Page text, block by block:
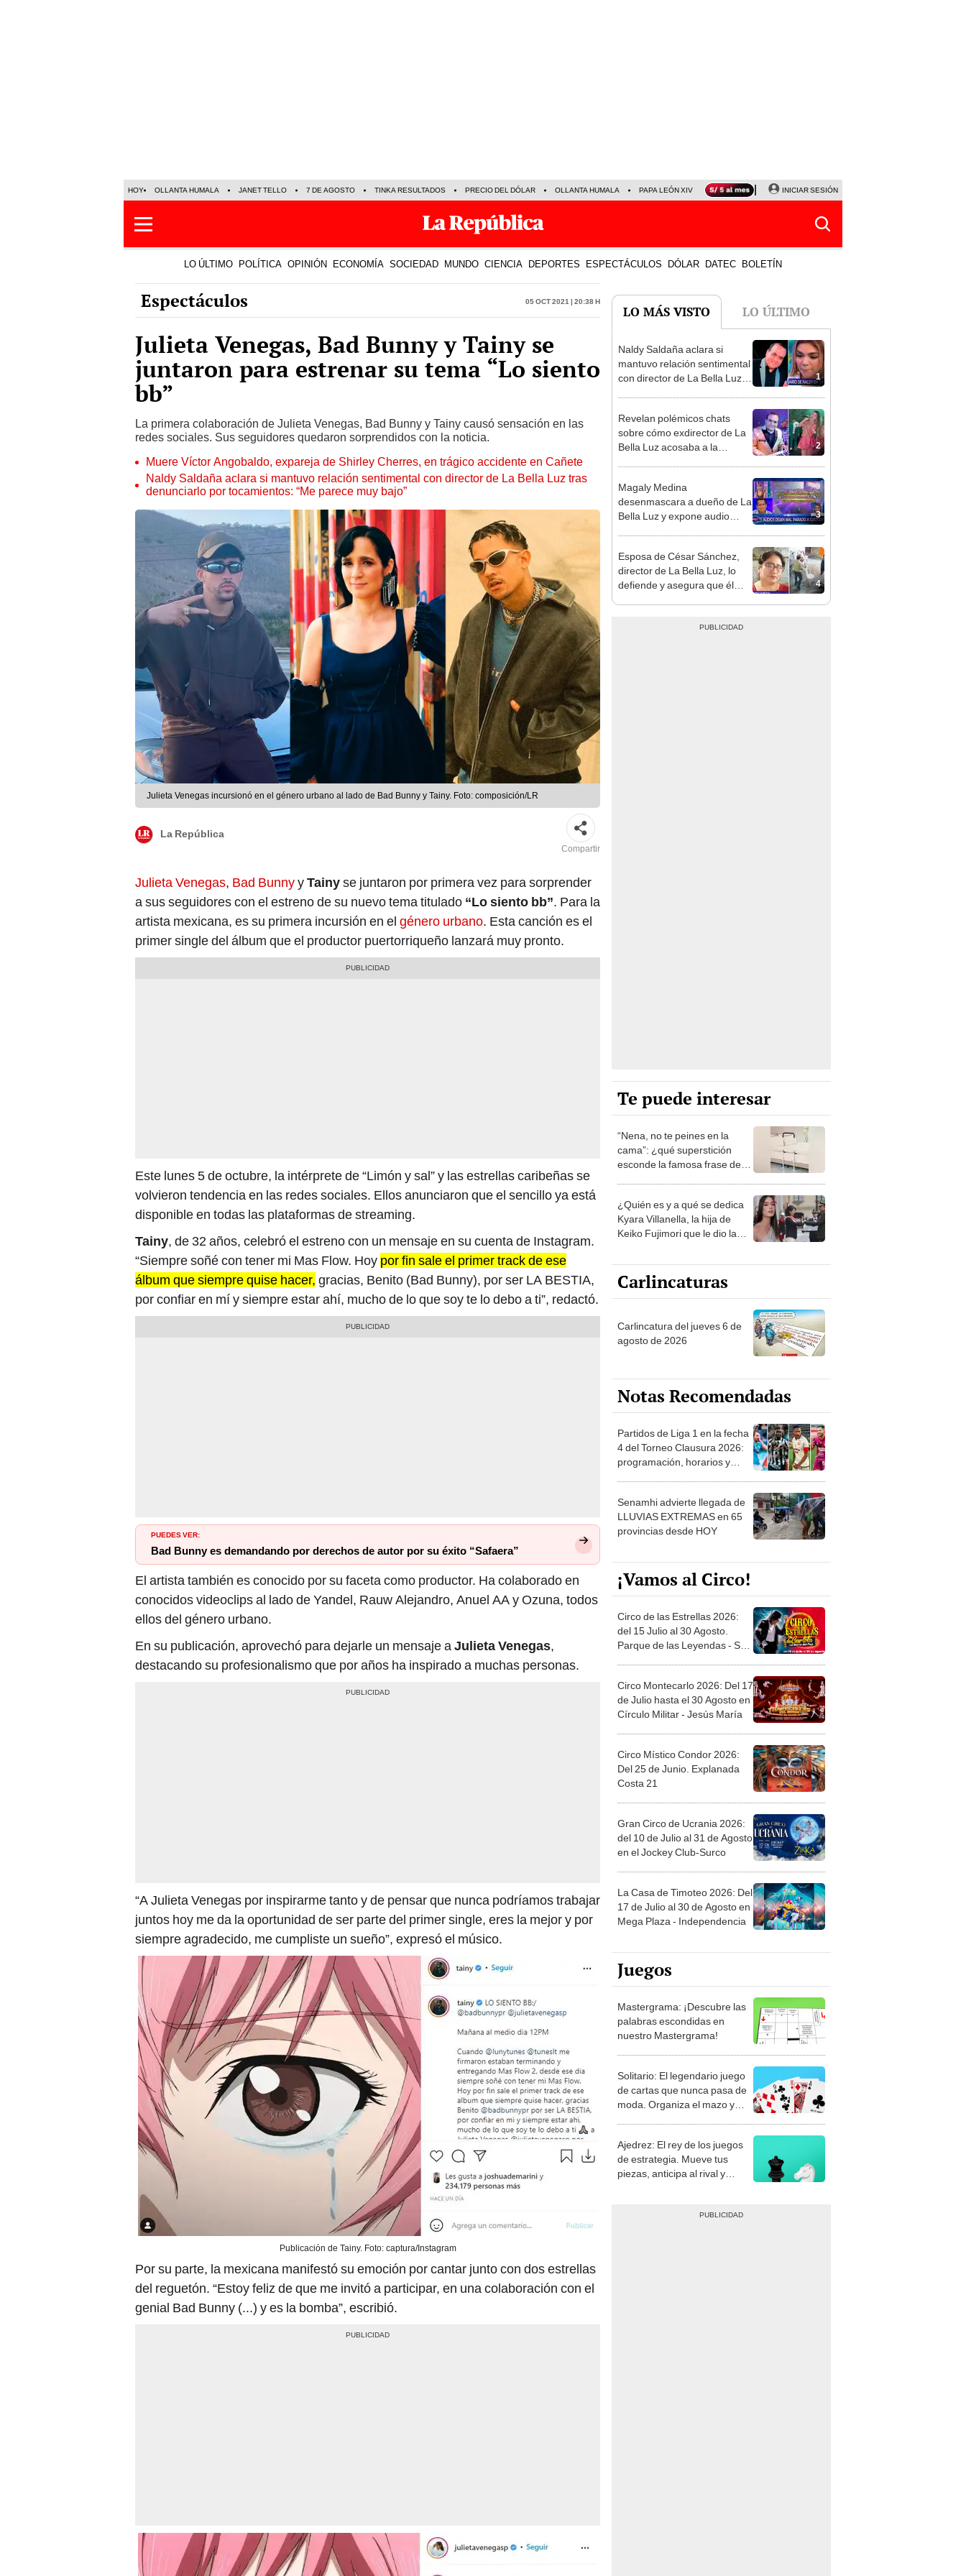
HOY OLLANTA HUMALA JANET TELLO 7 DE AGOSTO TINKA RESULTADOS PRECIO DEL DÓLAR OLLANTA HUMALA PAPA LEÓN XIV NALDY SALDAÑA LA BELLA LUZ
INICIAR SESIÓN
LO ÚLTIMO POLÍTICA OPINIÓN ECONOMÍA SOCIEDAD MUNDO CIENCIA DEPORTES ESPECTÁCULOS DÓLAR DATEC BOLETÍN
Espectáculos 05 Oct 2021 | 20:38 h
Julieta Venegas, Bad Bunny y Tainy se
juntaron para estrenar su tema “Lo siento
bb”
La primera colaboración de Julieta Venegas, Bad Bunny y Tainy causó sensación en las
redes sociales. Sus seguidores quedaron sorprendidos con la noticia.
Muere Víctor Angobaldo, expareja de Shirley Cherres, en trágico accidente en Cañete
Naldy Saldaña aclara si mantuvo relación sentimental con director de La Bella Luz tras
denunciarlo por tocamientos: “Me parece muy bajo”
Julieta Venegas incursionó en el género urbano al lado de Bad Bunny y Tainy. Foto: composición/LR
La República
Compartir
Julieta Venegas, Bad BunnyyTainyse juntaron por primera vez para sorprender
a sus seguidores con el estreno de su nuevo tema titulado “Lo siento bb”. Para la
artista mexicana, es su primera incursión en el género urbano. Esta canción es el
primer single del álbum que el productor puertorriqueño lanzará muy pronto.
Este lunes 5 de octubre, la intérprete de “Limón y sal” y las estrellas caribeñas se
volvieron tendencia en las redes sociales. Ellos anunciaron que el sencillo ya está
disponible en todas las plataformas de streaming.
Tainy, de 32 años, celebró el estreno con un mensaje en su cuenta de Instagram.
“Siempre soñé con tener mi Mas Flow. Hoy por fin sale el primer track de ese
álbum que siempre quise hacer, gracias, Benito (Bad Bunny), por ser LA BESTIA,
por confiar en mí y siempre estar ahí, mucho de lo que soy te lo debo a ti”, redactó.
PUEDES VER:
Bad Bunny es demandando por derechos de autor por su éxito “Safaera”
El artista también es conocido por su faceta como productor. Ha colaborado en
conocidos videoclips al lado de Yandel, Rauw Alejandro, Anuel AA y Ozuna, todos
ellos del género urbano.
En su publicación, aprovechó para dejarle un mensaje aJulieta Venegas,
destacando su profesionalismo que por años ha inspirado a muchas personas.
“A Julieta Venegas por inspirarme tanto y de pensar que nunca podríamos trabajar
juntos hoy me da la oportunidad de ser parte del primer single, eres la mejor y por
siempre agradecido, me cumpliste un sueño”, expresó el músico.
Publicación de Tainy. Foto: captura/Instagram
Por su parte, la mexicana manifestó su emoción por cantar junto con dos estrellas
del reguetón. “Estoy feliz de que me invitó a participar, en una colaboración con el
genial Bad Bunny (...) y es la bomba”, escribió.
LO MÁS VISTO LO ÚLTIMO
1
Naldy Saldaña aclara si
mantuvo relación sentimental
con director de La Bella Luz
bajo”
2
Revelan polémicos chats
sobre cómo exdirector de La
Bella Luz acosaba a la
3
Magaly Medina
desenmascara a dueño de La
Bella Luz y expone audio
Sánchez
4
Esposa de César Sánchez,
director de La Bella Luz, lo
defiende y asegura que él
Te puede interesar
“Nena, no te peines en la
cama”: ¿qué superstición
esconde la famosa frase de
¿Quién es y a qué se dedica
Kyara Villanella, la hija de
Keiko Fujimori que le dio la
Carlincaturas
Carlincatura del jueves 6 de
agosto de 2026
Notas Recomendadas
Partidos de Liga 1 en la fecha
4 del Torneo Clausura 2026:
programación, horarios y
Senamhi advierte llegada de
LLUVIAS EXTREMAS en 65
provincias desde HOY
¡Vamos al Circo!
Circo de las Estrellas 2026:
del 15 Julio al 30 Agosto.
Parque de las Leyendas - San
Circo Montecarlo 2026: Del 17
de Julio hasta el 30 Agosto en
Círculo Militar - Jesús María
Circo Místico Condor 2026:
Del 25 de Junio. Explanada
Costa 21
Gran Circo de Ucrania 2026:
del 10 de Julio al 31 de Agosto
en el Jockey Club-Surco
La Casa de Timoteo 2026: Del
17 de Julio al 30 de Agosto en
Mega Plaza - Independencia
Juegos
Mastergrama: ¡Descubre las
palabras escondidas en
nuestro Mastergrama!
Solitario: El legendario juego
de cartas que nunca pasa de
moda. Organiza el mazo y
Ajedrez: El rey de los juegos
de estrategia. Mueve tus
piezas, anticipa al rival y